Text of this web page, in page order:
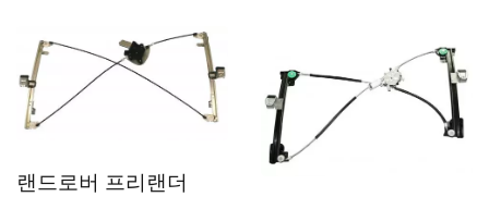
랜드로버 프리랜더